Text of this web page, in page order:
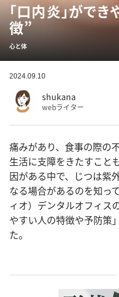
「口内炎」がで
徴”
心と体
2024.09.10
shukana
webライター
痛みがあり、食事の際の
生活に支障をきたすこと
因がある中で、じつは紫
なる場合があるのを知
ィオ）デンタルオフィス
やすい人の特徴や予防策
た。